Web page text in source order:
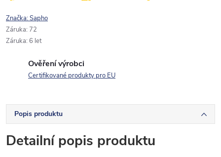
Značka:Sapho
Záruka: 72
Záruka: 6 let
Ověření výrobci
Certifikované produkty pro EU
Popis produktu
Detailní popis produktu